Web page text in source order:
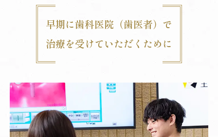
早期に歯科医院（歯医者）で
治療を受けていただくために